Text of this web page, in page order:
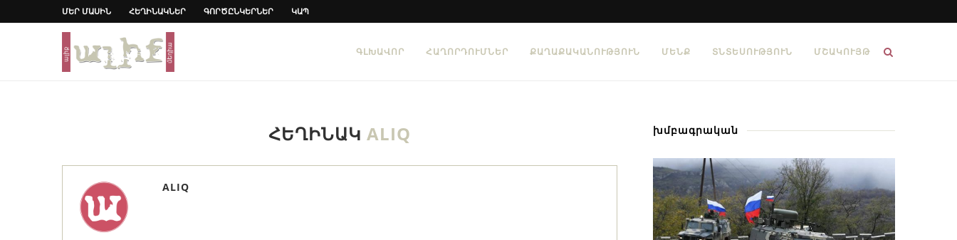
ՄԵՐ ՄԱՍԻՆ ՀԵՂԻՆԱԿՆԵՐ ԳՈՐԾԸՆԿԵՐՆԵՐ ԿԱՊ
ԳԼԽԱՎՈՐ ՀԱՂՈՐԴՈՒՄՆԵՐ ՔԱՂԱՔԱԿԱՆՈՒԹՅՈՒՆ ՄԵՆՔ ՏՆՏԵՍՈՒԹՅՈՒՆ ՄՇԱԿՈՒՅԹ
ՀԵՂԻՆԱԿ ALIQ
ALIQ
խմբագրական